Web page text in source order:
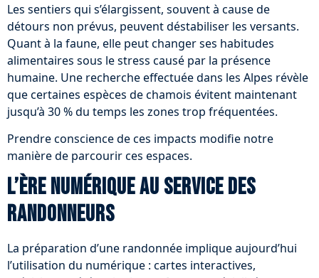
Les sentiers qui s’élargissent, souvent à cause de
détours non prévus, peuvent déstabiliser les versants.
Quant à la faune, elle peut changer ses habitudes
alimentaires sous le stress causé par la présence
humaine. Une recherche effectuée dans les Alpes révèle
que certaines espèces de chamois évitent maintenant
jusqu’à 30 % du temps les zones trop fréquentées.
Prendre conscience de ces impacts modifie notre
manière de parcourir ces espaces.
L’ère numérique au service des
randonneurs
La préparation d’une randonnée implique aujourd’hui
l’utilisation du numérique : cartes interactives,